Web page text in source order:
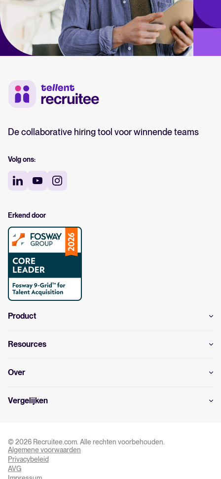
De collaborative hiring tool voor winnende teams
Volg ons:
Erkend door
Product
Resources
Over
Privacy Settings
Vergelijken
© 2026 Recruitee.com. Alle rechten voorbehouden.
Algemene voorwaarden
Privacybeleid
AVG